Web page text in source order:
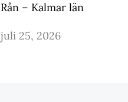
Rån – Kalmar län
juli 25, 2026